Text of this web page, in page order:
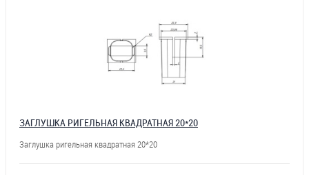
ЗАГЛУШКА РИГЕЛЬНАЯ КВАДРАТНАЯ 20*20
Заглушка ригельная квадратная 20*20